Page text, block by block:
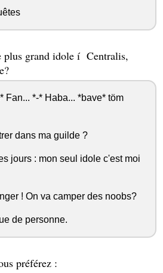
plus grand idole í Centralis,
Fan... *-* Haba... *bave* töm
dans ma guilde ?
jours : mon seul idole c'est moi
! On va camper des noobs?
de personne.
préférez :